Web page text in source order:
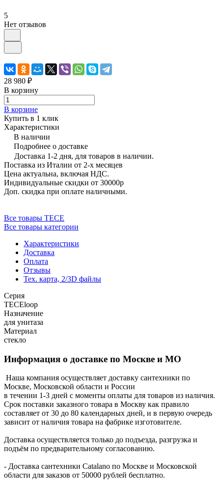
5
Нет отзывов
28 980 ₽
В корзину
В корзине
Купить в 1 клик
Характеристики
В наличии
Подробнее о доставке
Доставка 1-2 дня, для товаров в наличии.
Поставка из Италии от 2-х месяцев
Цена актуальна, включая НДС.
Индивидуальные скидки от 30000р
Доп. скидка при оплате наличными.
Все товары TECE
Все товары категории
Характеристики
Доставка
Оплата
Отзывы
Тех. карта, 2/3D файлы
Серия
TECEloop
Назначение
для унитаза
Материал
стекло
Информация о доставке по Москве и МО
Наша компания осуществляет доставку сантехники по
Москве, Московской области и России
в течении 1-3 дней с моменты оплаты для товаров из наличия.
Срок поставки заказного товара в Москву как правило
составляет от 30 до 80 календарных дней, и в первую очередь
зависит от наличия товара на фабрике изготовителе.
Доставка осуществляется только до подъезда, разгрузка и
подъём по предварительному согласованию.
- Доставка сантехники Catalano по Москве и Московской
области для заказов от 50000 рублей бесплатно.